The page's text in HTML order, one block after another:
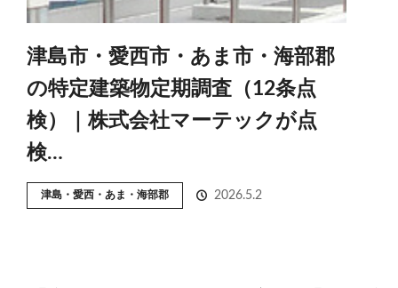
津島市・愛西市・あま市・海部郡
の特定建築物定期調査（12条点
検）｜株式会社マーテックが点
検…
津島・愛西・あま・海部郡 2026.5.2